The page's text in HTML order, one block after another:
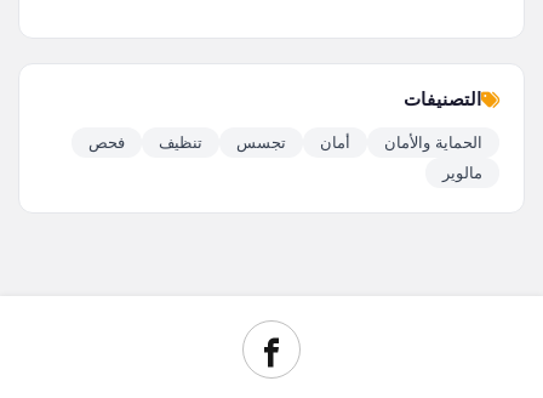
التصنيفات
الحماية والأمان أمان تجسس تنظيف
فحص
مالوير